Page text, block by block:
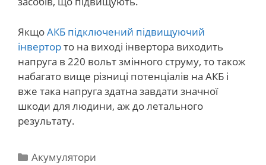
ЯкщоАКБ підключений підвищуючий
інверторто на виході інвертора виходить
напруга в 220 вольт змінного струму, то також
набагато вище різниці потенціалів на АКБ і
вже така напруга здатна завдати значної
шкоди для людини, аж до летального
результату.
Категорії
Акумулятори